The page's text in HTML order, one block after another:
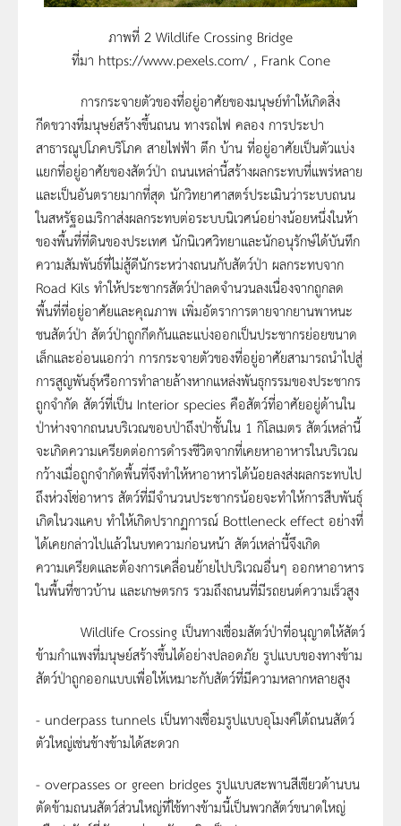
ภาพที่ 2 Wildlife Crossing Bridge
ที่มา https://www.pexels.com/ , Frank Cone
การกระจายตัวของที่อยู่อาศัยของมนุษย์ทำให้เกิดสิ่ง
กีดขวางที่มนุษย์สร้างขึ้นถนน ทางรถไฟ คลอง การประปา
สาธารณูปโภคบริโภค สายไฟฟ้า ตึก บ้าน ที่อยู่อาศัยเป็นตัวแบ่ง
แยกที่อยู่อาศัยของสัตว์ป่า ถนนเหล่านี้สร้างผลกระทบที่แพร่หลาย
และเป็นอันตรายมากที่สุด นักวิทยาศาสตร์ประเมินว่าระบบถนน
ในสหรัฐอเมริกาส่งผลกระทบต่อระบบนิเวศน์อย่างน้อยหนึ่งในห้า
ของพื้นที่ที่ดินของประเทศ นักนิเวศวิทยาและนักอนุรักษ์ได้บันทึก
ความสัมพันธ์ที่ไม่สู้ดีนักระหว่างถนนกับสัตว์ป่า ผลกระทบจาก
Road Kils ทำให้ประชากรสัตว์ป่าลดจำนวนลงเนื่องจากถูกลด
พื้นที่ที่อยู่อาศัยและคุณภาพ เพิ่มอัตราการตายจากยานพาหนะ
ชนสัตว์ป่า สัตว์ป่าถูกกีดกันและแบ่งออกเป็นประชากรย่อยขนาด
เล็กและอ่อนแอกว่า การกระจายตัวของที่อยู่อาศัยสามารถนำไปสู่
การสูญพันธุ์หรือการทำลายล้างหากแหล่งพันธุกรรมของประชากร
ถูกจำกัด สัตว์ที่เป็น Interior species คือสัตว์ที่อาศัยอยู่ด้านใน
ป่าห่างจากถนนบริเวณขอบป่าถึงป่าชั้นใน 1 กิโลเมตร สัตว์เหล่านี้
จะเกิดความเครียดต่อการดำรงชีวิตจากที่เคยหาอาหารในบริเวณ
กว้างเมื่อถูกจำกัดพื้นที่จึงทำให้หาอาหารได้น้อยลงส่งผลกระทบไป
ถึงห่วงโซ่อาหาร สัตว์ที่มีจำนวนประชากรน้อยจะทำให้การสืบพันธุ์
เกิดในวงแคบ ทำให้เกิดปรากฏการณ์ Bottleneck effect อย่างที่
ได้เคยกล่าวไปแล้วในบทความก่อนหน้า สัตว์เหล่านี้จึงเกิด
ความเครียดและต้องการเคลื่อนย้ายไปบริเวณอื่นๆ ออกหาอาหาร
ในพื้นที่ชาวบ้าน และเกษตรกร รวมถึงถนนที่มีรถยนต์ความเร็วสูง
Wildlife Crossing เป็นทางเชื่อมสัตว์ป่าที่อนุญาตให้สัตว์
ข้ามกำแพงที่มนุษย์สร้างขึ้นได้อย่างปลอดภัย รูปแบบของทางข้าม
สัตว์ป่าถูกออกแบบเพื่อให้เหมาะกับสัตว์ที่มีความหลากหลายสูง
- underpass tunnels เป็นทางเชื่อมรูปแบบอุโมงค์ใต้ถนนสัตว์
ตัวใหญ่เช่นช้างข้ามได้สะดวก
- overpasses or green bridges รูปแบบสะพานสีเขียวด้านบน
ตัดข้ามถนนสัตว์ส่วนใหญ่ที่ใช้ทางข้ามนี้เป็นพวกสัตว์ขนาดใหญ่